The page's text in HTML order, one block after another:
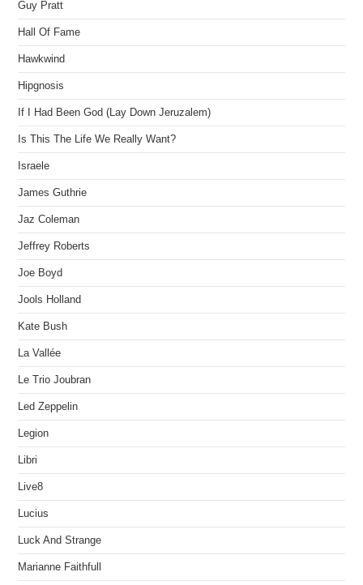
Guy Pratt
Hall Of Fame
Hawkwind
Hipgnosis
If I Had Been God (Lay Down Jeruzalem)
Is This The Life We Really Want?
Israele
James Guthrie
Jaz Coleman
Jeffrey Roberts
Joe Boyd
Jools Holland
Kate Bush
La Vallée
Le Trio Joubran
Led Zeppelin
Legion
Libri
Live8
Lucius
Luck And Strange
Marianne Faithfull